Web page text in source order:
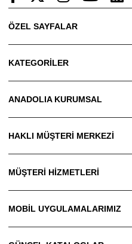
ÖZEL SAYFALAR
KATEGORİLER
ANADOLIA KURUMSAL
HAKLI MÜŞTERİ MERKEZİ
MÜŞTERİ HİZMETLERİ
MOBİL UYGULAMALARIMIZ